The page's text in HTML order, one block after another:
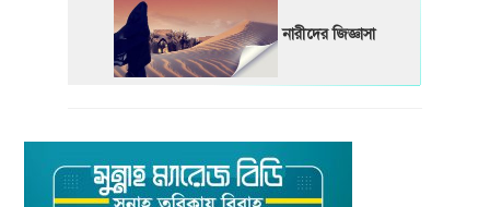
নারীদের জিজ্ঞাসা